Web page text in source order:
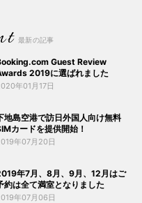
最新の記事
Guest Review
2019に選ばれました
年01月17日
地島空港で訪日外国人向け無料
カードを提供開始！
年07月20日
年7月、8月、9月、12月はご
約は全て満室となりました
年07月06日